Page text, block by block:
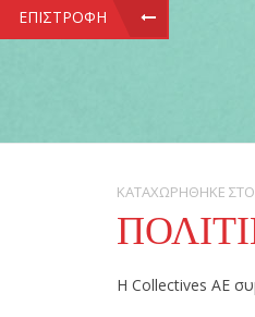
ΕΠΙΣΤΡΟΦΉ
ΚΑΤΑΧΩΡΉΘΗΚΕ ΣΤΟ
Η Collectives AE